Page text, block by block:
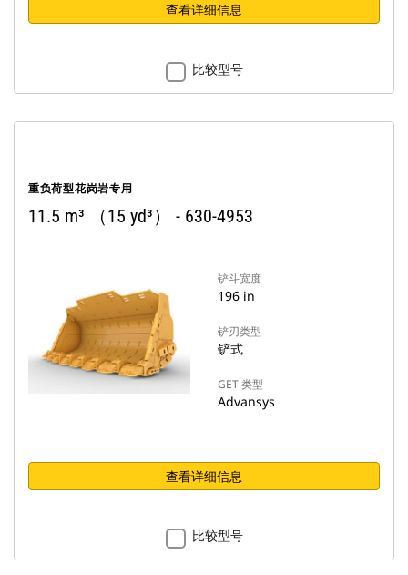
查看详细信息
比较型号
重负荷型花岗岩专用
11.5 m³ （15 yd³） - 630-4953
铲斗宽度
196 in
铲刃类型
铲式
GET 类型
Advansys
查看详细信息
比较型号